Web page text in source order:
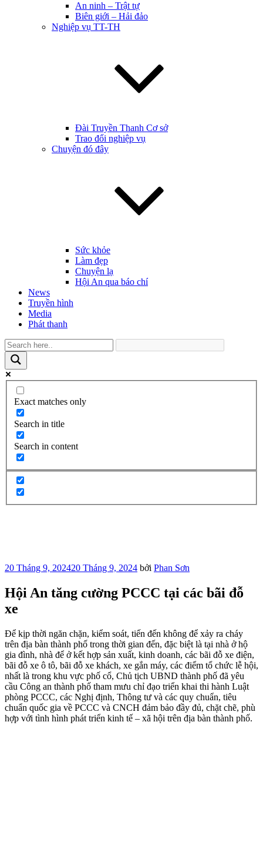
An ninh – Trật tự
Biên giới – Hải đảo
Nghiệp vụ TT-TH
Đài Truyền Thanh Cơ sở
Trao đổi nghiệp vụ
Chuyện đó đây
Sức khỏe
Làm đẹp
Chuyện lạ
Hội An qua báo chí
News
Truyền hình
Media
Phát thanh
Exact matches only
Search in title
Search in content
Đăng
20 Tháng 9, 202420 Tháng 9, 2024 bởi Phan Sơn
Hội An tăng cường PCCC tại các bãi đỗ
xe
Để kịp thời ngăn chặn, kiểm soát, tiến đến không để xảy ra cháy
trên địa bàn thành phố trong thời gian đến, đặc biệt là tại nhà ở hộ
gia đình, nhà để ở kết hợp sản xuất, kinh doanh, các bãi đỗ xe điện,
bãi đỗ xe ô tô, bãi đỗ xe khách, xe gắn máy, các điểm tổ chức lễ hội,
nhất là trong khu vực phố cổ, Chủ tịch UBND thành phố đã yêu
cầu Công an thành phố tham mưu chỉ đạo triển khai thi hành Luật
phòng PCCC, các Nghị định, Thông tư và các quy chuẩn, tiêu
chuẩn quốc gia về PCCC và CNCH đảm bảo đầy đủ, chặt chẽ, phù
hợp với tình hình phát triển kinh tế – xã hội trên địa bàn thành phố.